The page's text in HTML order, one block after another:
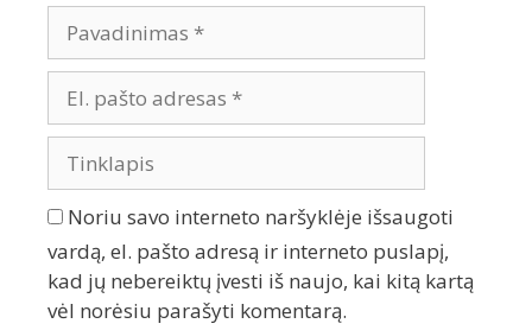
Noriu savo interneto naršyklėje išsaugoti
vardą, el. pašto adresą ir interneto puslapį,
kad jų nebereiktų įvesti iš naujo, kai kitą kartą
vėl norėsiu parašyti komentarą.